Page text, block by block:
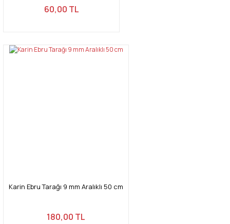
60,00 TL
Karin Ebru Tarağı 9 mm Aralıklı 50 cm
180,00 TL